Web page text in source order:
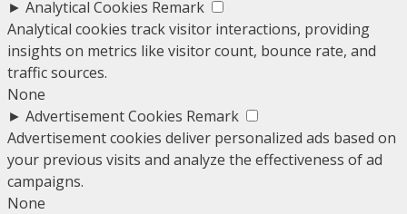
► Analytical Cookies Remark
Analytical cookies track visitor interactions, providing
insights on metrics like visitor count, bounce rate, and
traffic sources.
None
► Advertisement Cookies Remark
Advertisement cookies deliver personalized ads based on
your previous visits and analyze the effectiveness of ad
campaigns.
None